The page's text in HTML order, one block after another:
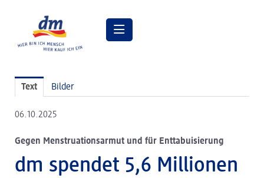
Pressebilder
dm Geschäftsführung
dm Markt
dm friseurstudio
Text Bilder
06.10.2025
Gegen Menstruationsarmut und für Enttabuisierung
dm spendet 5,6 Millionen